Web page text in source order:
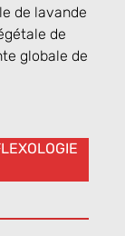
de lavande
de
globale de